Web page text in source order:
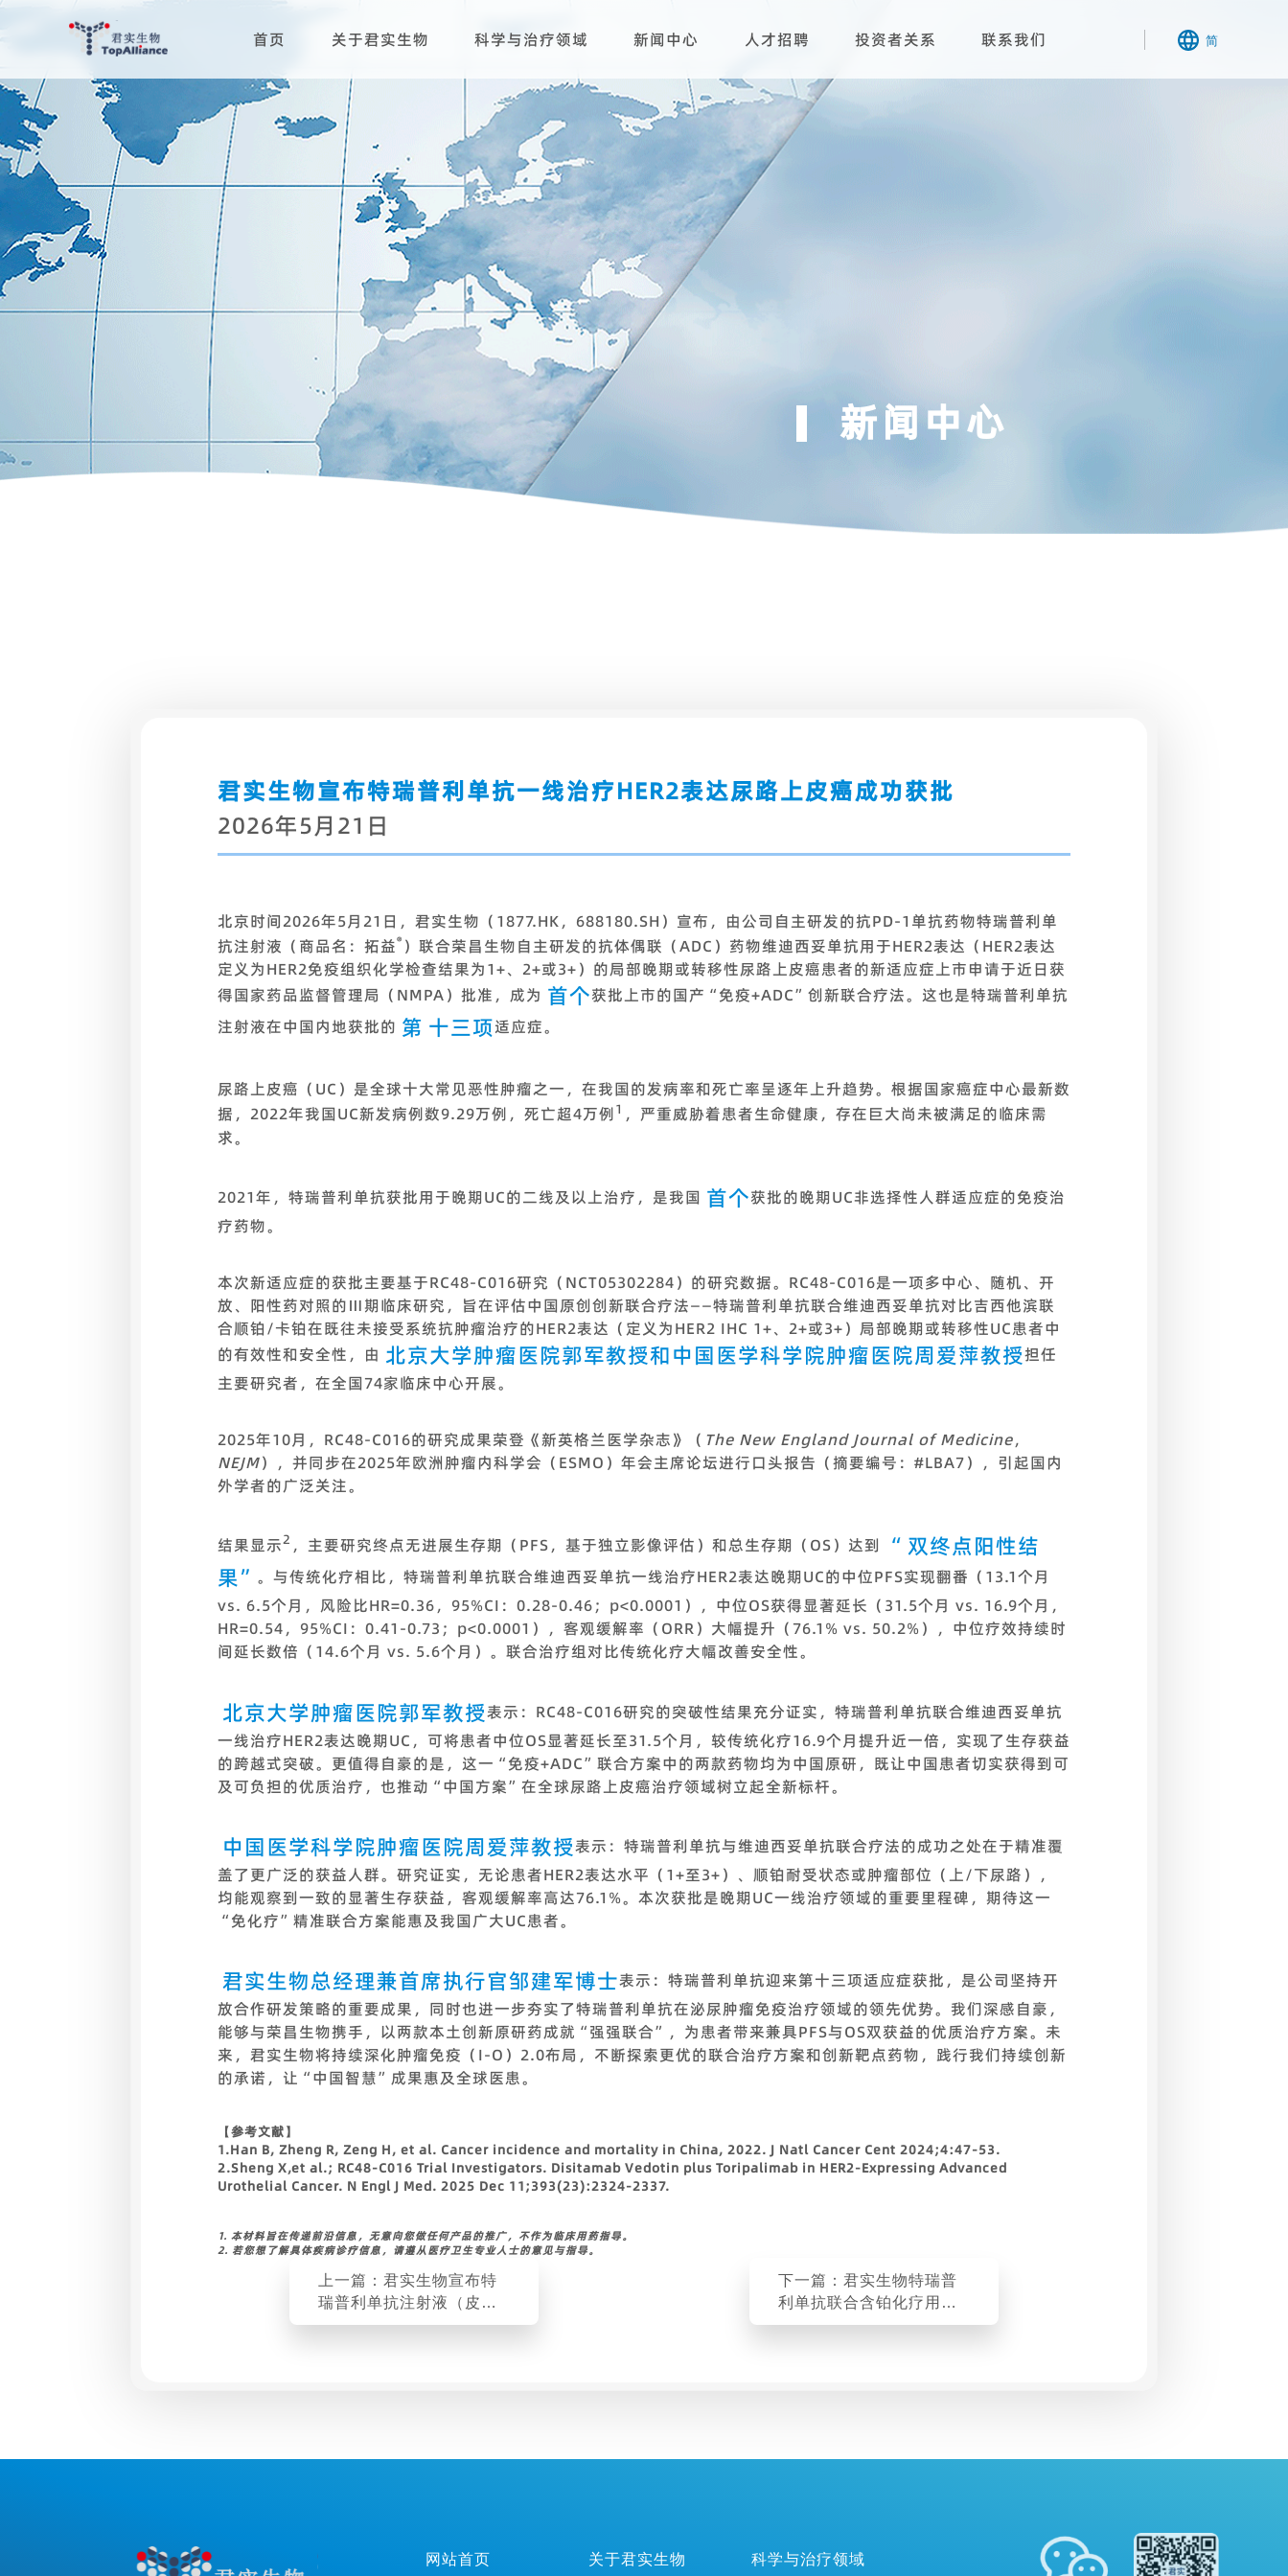
首页 关于君实生物 科学与治疗领域 新闻中心 人才招聘 投资者关系 联系我们 简
科学与治疗领域
研发平台
生产基地
产品管线
新闻中心
君实生物宣布特瑞普利单抗一线治疗HER2表达尿路上皮癌成功获批
2026年5月21日
北京时间2026年5月21日，君实生物（1877.HK，688180.SH）宣布，由公司自主研发的抗PD-1单抗药物特瑞普利单
抗注射液（商品名：拓益® ）联合荣昌生物自主研发的抗体偶联（ADC）药物维迪西妥单抗用于HER2表达（HER2表达
定义为HER2免疫组织化学检查结果为1+、2+或3+）的局部晚期或转移性尿路上皮癌患者的新适应症上市申请于近日获
得国家药品监督管理局（NMPA）批准，成为 首个获批上市的国产“免疫+ADC”创新联合疗法。这也是特瑞普利单抗
注射液在中国内地获批的 第 十三项适应症。
尿路上皮癌（UC）是全球十大常见恶性肿瘤之一，在我国的发病率和死亡率呈逐年上升趋势。根据国家癌症中心最新数
据，2022年我国UC新发病例数9.29万例，死亡超4万例1 ，严重威胁着患者生命健康，存在巨大尚未被满足的临床需
求。
2021年，特瑞普利单抗获批用于晚期UC的二线及以上治疗，是我国 首个获批的晚期UC非选择性人群适应症的免疫治
疗药物。
本次新适应症的获批主要基于RC48-C016研究（NCT05302284）的研究数据。RC48-C016是一项多中心、随机、开
放、阳性药对照的Ⅲ期临床研究，旨在评估中国原创创新联合疗法——特瑞普利单抗联合维迪西妥单抗对比吉西他滨联
合顺铂/卡铂在既往未接受系统抗肿瘤治疗的HER2表达（定义为HER2 IHC 1+、2+或3+）局部晚期或转移性UC患者中
的有效性和安全性，由 北京大学肿瘤医院郭军教授和中国医学科学院肿瘤医院周爱萍教授担任
主要研究者，在全国74家临床中心开展。
2025年10月，RC48-C016的研究成果荣登《新英格兰医学杂志》（ The New England Journal of Medicine，
NEJM），并同步在2025年欧洲肿瘤内科学会（ESMO）年会主席论坛进行口头报告（摘要编号：#LBA7），引起国内
外学者的广泛关注。
结果显示2 ，主要研究终点无进展生存期（PFS，基于独立影像评估）和总生存期（OS）达到 “ 双终点阳性结
果” 。与传统化疗相比，特瑞普利单抗联合维迪西妥单抗一线治疗HER2表达晚期UC的中位PFS实现翻番（13.1个月
vs. 6.5个月，风险比HR=0.36，95%CI：0.28-0.46；p<0.0001），中位OS获得显著延长（31.5个月 vs. 16.9个月，
HR=0.54，95%CI：0.41-0.73；p<0.0001），客观缓解率（ORR）大幅提升（76.1% vs. 50.2%），中位疗效持续时
间延长数倍（14.6个月 vs. 5.6个月）。联合治疗组对比传统化疗大幅改善安全性。
北京大学肿瘤医院郭军教授表示：RC48-C016研究的突破性结果充分证实，特瑞普利单抗联合维迪西妥单抗
一线治疗HER2表达晚期UC，可将患者中位OS显著延长至31.5个月，较传统化疗16.9个月提升近一倍，实现了生存获益
的跨越式突破。更值得自豪的是，这一“免疫+ADC”联合方案中的两款药物均为中国原研，既让中国患者切实获得到可
及可负担的优质治疗，也推动“中国方案”在全球尿路上皮癌治疗领域树立起全新标杆。
中国医学科学院肿瘤医院周爱萍教授表示：特瑞普利单抗与维迪西妥单抗联合疗法的成功之处在于精准覆
盖了更广泛的获益人群。研究证实，无论患者HER2表达水平（1+至3+）、顺铂耐受状态或肿瘤部位（上/下尿路），
均能观察到一致的显著生存获益，客观缓解率高达76.1%。本次获批是晚期UC一线治疗领域的重要里程碑，期待这一
“免化疗”精准联合方案能惠及我国广大UC患者。
君实生物总经理兼首席执行官邹建军博士表示：特瑞普利单抗迎来第十三项适应症获批，是公司坚持开
放合作研发策略的重要成果，同时也进一步夯实了特瑞普利单抗在泌尿肿瘤免疫治疗领域的领先优势。我们深感自豪，
能够与荣昌生物携手，以两款本土创新原研药成就“强强联合”，为患者带来兼具PFS与OS双获益的优质治疗方案。未
来，君实生物将持续深化肿瘤免疫（I-O）2.0布局，不断探索更优的联合治疗方案和创新靶点药物，践行我们持续创新
的承诺，让“中国智慧”成果惠及全球医患。
【参考文献】
1.Han B, Zheng R, Zeng H, et al. Cancer incidence and mortality in China, 2022. J Natl Cancer Cent 2024;4:47-53.
2.Sheng X,et al.; RC48-C016 Trial Investigators. Disitamab Vedotin plus Toripalimab in HER2-Expressing Advanced
Urothelial Cancer. N Engl J Med. 2025 Dec 11;393(23):2324-2337.
1. 本材料旨在传递前沿信息，无意向您做任何产品的推广，不作为临床用药指导。
2. 若您想了解具体疾病诊疗信息，请遵从医疗卫生专业人士的意见与指导。
上一篇：君实生物宣布特
瑞普利单抗注射液（皮下
注射）12项适应症上市申
下一篇：君实生物特瑞普
利单抗联合含铂化疗用于
Ⅱ-Ⅲ期可切除非小细胞肺
网站首页 关于君实生物 科学与治疗领域